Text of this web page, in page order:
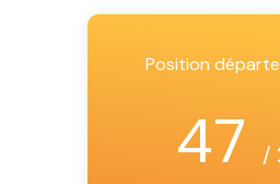
Position
47 /